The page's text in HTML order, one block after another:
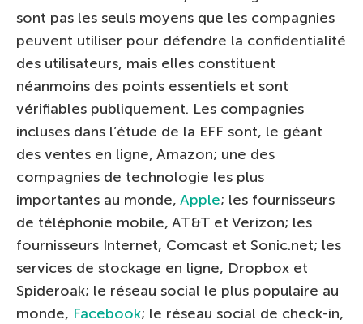
sont pas les seuls moyens que les compagnies
peuvent utiliser pour défendre la confidentialité
des utilisateurs, mais elles constituent
néanmoins des points essentiels et sont
vérifiables publiquement. Les compagnies
incluses dans l’étude de la EFF sont, le géant
des ventes en ligne, Amazon; une des
compagnies de technologie les plus
importantes au monde, Apple; les fournisseurs
de téléphonie mobile, AT&T et Verizon; les
fournisseurs Internet, Comcast et Sonic.net; les
services de stockage en ligne, Dropbox et
Spideroak; le réseau social le plus populaire au
monde, Facebook; le réseau social de check-in,